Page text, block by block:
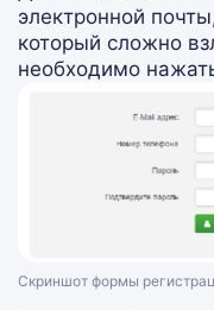
электронной
который сложно
необходимо
Скриншот формы